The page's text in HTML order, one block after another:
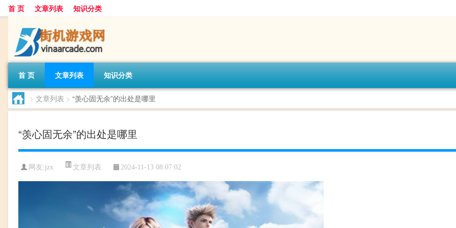
首 页 文章列表 知识分类
首 页 文章列表 知识分类
> 文章列表 > “羡心固无余”的出处是哪里
“羡心固无余”的出处是哪里
网友:jzx 文章列表 2024-11-13 08:07:02